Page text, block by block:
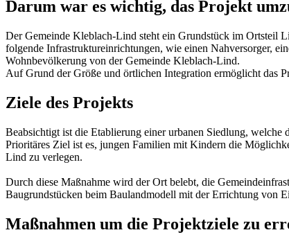
Darum war es wichtig, das Projekt
Der Gemeinde Kleblach-Lind steht ein Grundstück im Ortsteil
folgende Infrastruktureinrichtungen, wie einen Nahversorger,
Wohnbevölkerung von der Gemeinde Kleblach-Lind.
Auf Grund der Größe und örtlichen Integration ermöglicht das
Ziele des Projekts
Beabsichtigt ist die Etablierung einer urbanen Siedlung,
Prioritäres Ziel ist es, jungen Familien mit Kindern die
Lind zu verlegen.
Durch diese Maßnahme wird der Ort belebt, die
Baugrundstücken beim Baulandmodell mit der Errichtung von
Maßnahmen um die Projektziele zu